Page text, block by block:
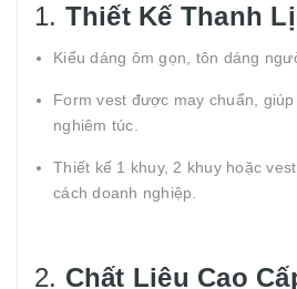
1. Thiết Kế Thanh
Kiểu dáng ôm gọn, tôn dáng
Form vest được may chuẩn, giúp
nghiêm túc.
Thiết kế 1 khuy, 2 khuy hoặc
cách doanh nghiệp.
2. Chất Liệu Cao